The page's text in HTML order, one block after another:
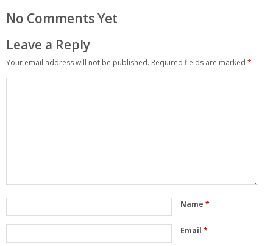
No Comments Yet
Leave a Reply
Your email address will not be published. Required fields are marked *
Name *
Email *